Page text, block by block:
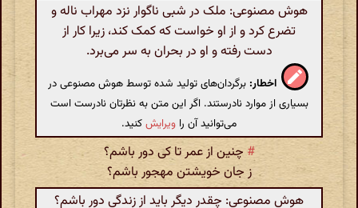
هوش مصنوعی: ملک در شبی ناگوار نزد مهراب ناله و
تضرع کرد و از او خواست که کمک کند، زیرا کار از
دست رفته و او در بحران به سر می‌برد.
اخطار: برگردان‌های تولید شده توسط هوش مصنوعی در
بسیاری از موارد نادرستند. اگر این متن به نظرتان نادرست است
می‌توانید آن را ویرایشکنید.
# چنین از عمر تا کی دور باشم؟
ز جان خویشتن مهجور باشم؟
هوش مصنوعی: چقدر دیگر باید از زندگی دور باشم؟